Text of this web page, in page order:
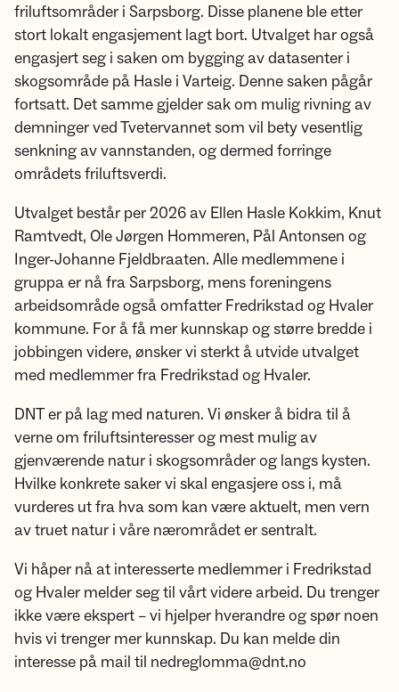
friluftsområder i Sarpsborg. Disse planene ble etter
stort lokalt engasjement lagt bort. Utvalget har også
engasjert seg i saken om bygging av datasenter i
skogsområde på Hasle i Varteig. Denne saken pågår
fortsatt. Det samme gjelder sak om mulig rivning av
demninger ved Tvetervannet som vil bety vesentlig
senkning av vannstanden, og dermed forringe
områdets friluftsverdi.
Utvalget består per 2026 av Ellen Hasle Kokkim, Knut
Ramtvedt, Ole Jørgen Hommeren, Pål Antonsen og
Inger-Johanne Fjeldbraaten. Alle medlemmene i
gruppa er nå fra Sarpsborg, mens foreningens
arbeidsområde også omfatter Fredrikstad og Hvaler
kommune. For å få mer kunnskap og større bredde i
jobbingen videre, ønsker vi sterkt å utvide utvalget
med medlemmer fra Fredrikstad og Hvaler.
DNT er på lag med naturen. Vi ønsker å bidra til å
verne om friluftsinteresser og mest mulig av
gjenværende natur i skogsområder og langs kysten.
Hvilke konkrete saker vi skal engasjere oss i, må
vurderes ut fra hva som kan være aktuelt, men vern
av truet natur i våre nærområdet er sentralt.
Vi håper nå at interesserte medlemmer i Fredrikstad
og Hvaler melder seg til vårt videre arbeid. Du trenger
ikke være ekspert – vi hjelper hverandre og spør noen
hvis vi trenger mer kunnskap. Du kan melde din
interesse på mail til nedreglomma@dnt.no